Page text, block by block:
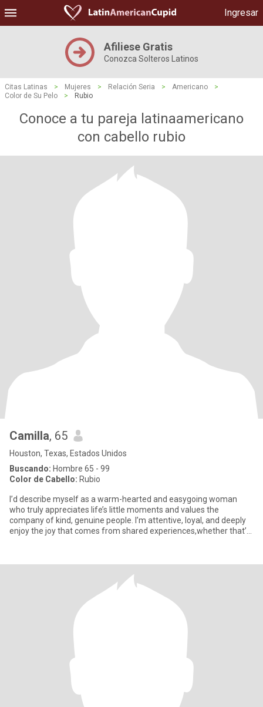
Ingresar
Afiliese Gratis
Conozca Solteros Latinos
Citas Latinas > Mujeres > Relación Seria > Americano
>
Color de Su Pelo
> Rubio
Conoce a tu pareja latinaamericano
con cabello rubio
Camilla, 65
Houston, Texas, Estados Unidos
Buscando: Hombre 65 - 99
Color de Cabello: Rubio
I’d describe myself as a warm-hearted and easygoing woman
who truly appreciates life’s little moments and values the
company of kind, genuine people. I’m attentive, loyal, and deeply
enjoy the joy that comes from shared experiences,whether that’s